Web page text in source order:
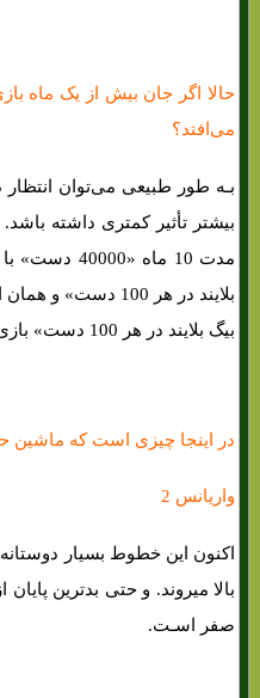
حالا اگر جان بیش از یک ماه
می‌افتد؟
بـه طور طبیعی می‌توان
بیشتر تأثیر کمتری داشته باشد.
بیگ بلایند در هر 100 دست» بازی میکند.
در اینجا چیزی است که
واریانس 2
اکنون این خطوط بسیار
صفر اسـت.